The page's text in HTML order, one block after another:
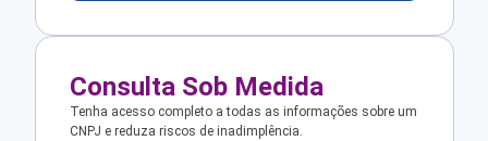
Consulta Sob Medida
Tenha acesso completo a todas as informações sobre um
CNPJ e reduza riscos de inadimplência.